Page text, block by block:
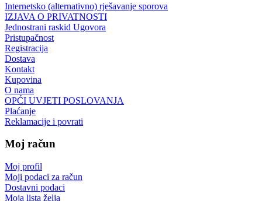
Internetsko (alternativno) rješavanje sporova
IZJAVA O PRIVATNOSTI
Jednostrani raskid Ugovora
Pristupačnost
Registracija
Dostava
Kontakt
Kupovina
O nama
OPĆI UVJETI POSLOVANJA
Plaćanje
Reklamacije i povrati
Moj račun
Moj profil
Moji podaci za račun
Dostavni podaci
Moja lista želja